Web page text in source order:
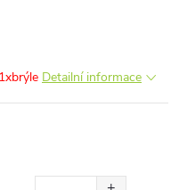
1xbrýle Detailní informace